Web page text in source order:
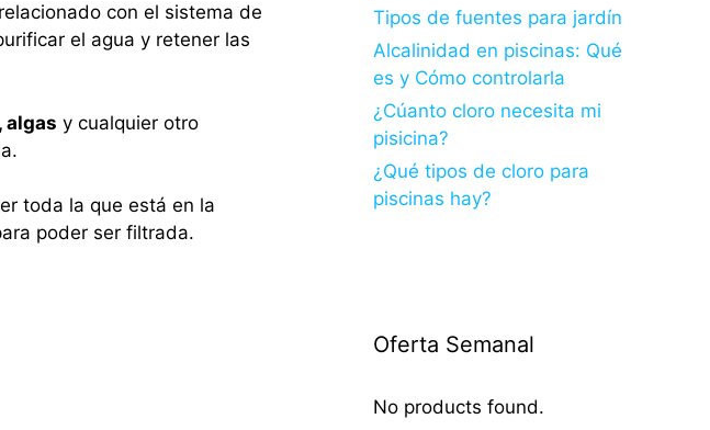
con el sistema de
el agua y retener las
algas y cualquier otro
toda la que está en la
poder ser filtrada.
Tipos de fuentes para jardín
Alcalinidad en piscinas: Qué
es y Cómo controlarla
¿Cúanto cloro necesita mi
pisicina?
¿Qué tipos de cloro para
piscinas hay?
Oferta Semanal
No products found.